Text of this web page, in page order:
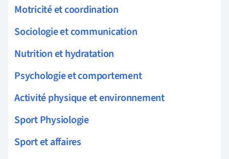
Motricité et coordination
Sociologie et communication
Nutrition et hydratation
Psychologie et comportement
Activité physique et environnement
Sport Physiologie
Sport et affaires